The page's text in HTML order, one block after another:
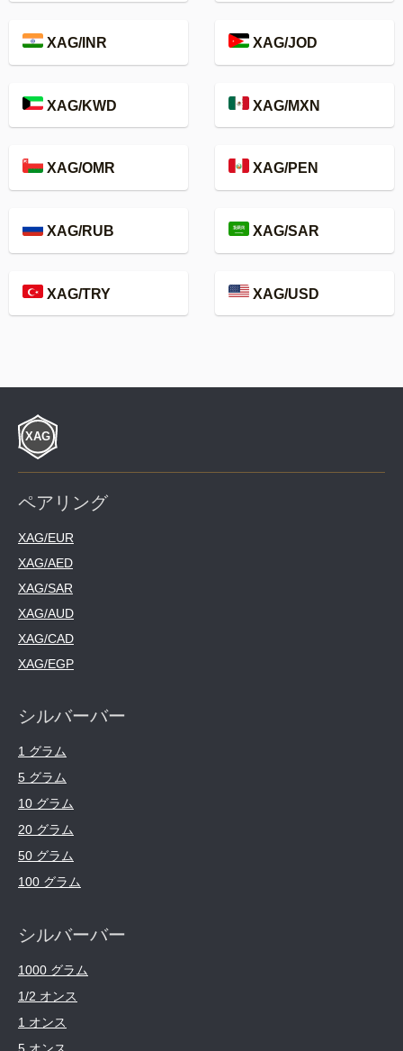
XAG/INR XAG/JOD
XAG/KWD XAG/MXN
XAG/OMR XAG/PEN
XAG/RUB XAG/SAR
XAG/TRY XAG/USD
ペアリング
XAG/EUR
XAG/AED
XAG/SAR
XAG/AUD
XAG/CAD
XAG/EGP
シルバーバー
1 グラム
5 グラム
10 グラム
20 グラム
50 グラム
100 グラム
シルバーバー
1000 グラム
1/2 オンス
1 オンス